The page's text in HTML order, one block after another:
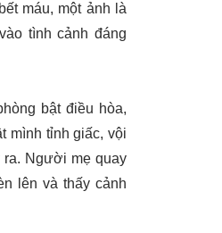
máu, một ảnh là
tình cảnh đáng
bật điều hòa,
mình tỉnh giấc, vội
ra. Người mẹ quay
lên và thấy cảnh